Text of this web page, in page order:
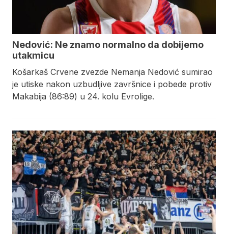
Nedović: Ne znamo normalno da dobijemo
utakmicu
Košarkaš Crvene zvezde Nemanja Nedović sumirao
je utiske nakon uzbudljive završnice i pobede protiv
Makabija (86:89) u 24. kolu Evrolige.